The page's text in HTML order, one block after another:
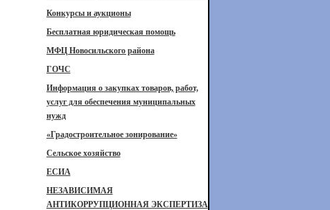
Конкурсы и аукционы
Бесплатная юридическая помощь
МФЦ Новосильского района
ГОЧС
Информация о закупках товаров, работ,
услуг для обеспечения муниципальных
нужд
«Градостроительное зонирование»
Сельское хозяйство
ЕСИА
НЕЗАВИСИМАЯ
АНТИКОРРУПЦИОННАЯ ЭКСПЕРТИЗА